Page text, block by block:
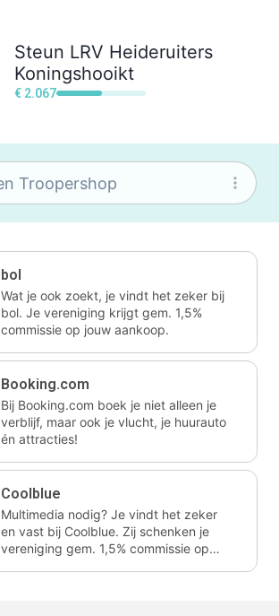
Steun LRV Heideruiters
Koningshooikt
€ 2.067
bol
Wat je ook zoekt, je vindt het zeker bij
bol. Je vereniging krijgt gem. 1,5%
commissie op jouw aankoop.
Booking.com
Bij Booking.com boek je niet alleen je
verblijf, maar ook je vlucht, je huurauto
én attracties!
Coolblue
Multimedia nodig? Je vindt het zeker
en vast bij Coolblue. Zij schenken je
vereniging gem. 1,5% commissie op